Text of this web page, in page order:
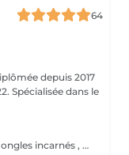
64
depuis 2017
Spécialisée dans le
Pédicure médicale : Traitement mycoses , ongles incarnés , corrections des ongles en plicature , ongles en tuile de provence , en volute, durillons, cors ,callosités, crevasses, pied d'athlète et tous les affections. Le prix varie en fonction du problème.